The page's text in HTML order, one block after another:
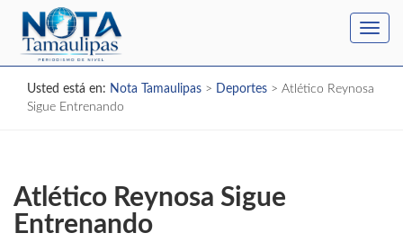
Usted está en: Nota Tamaulipas > Deportes > Atlético Reynosa
Sigue Entrenando
Atlético Reynosa Sigue
Entrenando